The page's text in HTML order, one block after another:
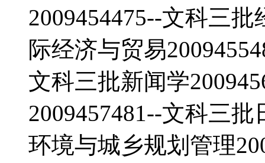
2009454475--文科三
际经济与贸易
文科三批新闻学
2009457481--文科三
环境与城乡规划管理